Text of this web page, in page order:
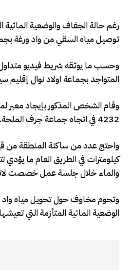
رغم حالة الجفاف والوضعية
توصيل مياه السقي من واد ورغة
وحسب ما يوثقه شريط فيديو متداول
المتواجد بجماعة اولاد نوال
4232 في اتجاه جماعة جرف الملحة.
كيلومترات في الطريق العام ما
والماء خلال جلسة عمل خصصت لاتخاذ
وتحوم مخاوف حول تحويل مياه
الوضعية المائية المتأزمة التي